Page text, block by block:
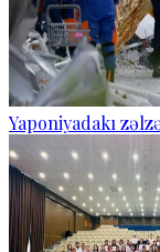
Yaponiyadakı